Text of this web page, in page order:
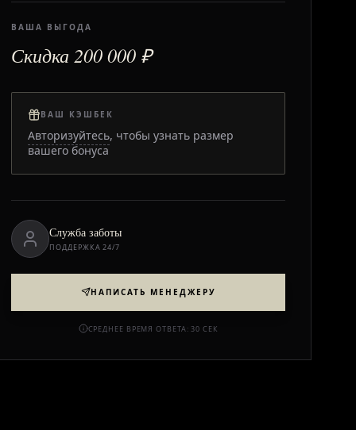
ВАША ВЫГОДА
Скидка 200 000 ₽
ВАШ КЭШБЕК
Авторизуйтесь, чтобы узнать размер
вашего бонуса
Служба заботы
ПОДДЕРЖКА 24/7
НАПИСАТЬ МЕНЕДЖЕРУ
СРЕДНЕЕ ВРЕМЯ ОТВЕТА: 30 СЕК